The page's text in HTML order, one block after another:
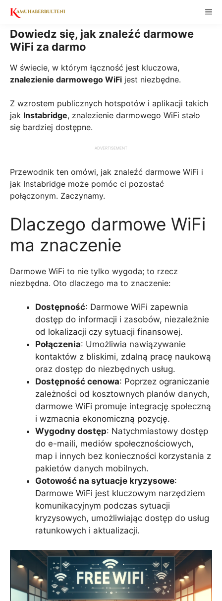
Skip
content
Dowiedz się, jak znaleźć darmowe
WiFi za darmo
W świecie, w którym łączność jest kluczowa,
znalezienie darmowego WiFi jest niezbędne.
Z wzrostem publicznych hotspotów i aplikacji takich
jak Instabridge, znalezienie darmowego WiFi stało
się bardziej dostępne.
ADVERTISEMENT
Przewodnik ten omówi, jak znaleźć darmowe WiFi i
jak Instabridge może pomóc ci pozostać
połączonym. Zaczynamy.
Dlaczego darmowe WiFi
ma znaczenie
Darmowe WiFi to nie tylko wygoda; to rzecz
niezbędna. Oto dlaczego ma to znaczenie:
Dostępność: Darmowe WiFi zapewnia
dostęp do informacji i zasobów, niezależnie
od lokalizacji czy sytuacji finansowej.
Połączenia: Umożliwia nawiązywanie
kontaktów z bliskimi, zdalną pracę naukową
oraz dostęp do niezbędnych usług.
Dostępność cenowa: Poprzez ograniczanie
zależności od kosztownych planów danych,
darmowe WiFi promuje integrację społeczną
i wzmacnia ekonomiczną pozycję.
Wygodny dostęp: Natychmiastowy dostęp
do e-maili, mediów społecznościowych,
map i innych bez konieczności korzystania z
pakietów danych mobilnych.
Gotowość na sytuacje kryzysowe:
Darmowe WiFi jest kluczowym narzędziem
komunikacyjnym podczas sytuacji
kryzysowych, umożliwiając dostęp do usług
ratunkowych i aktualizacji.